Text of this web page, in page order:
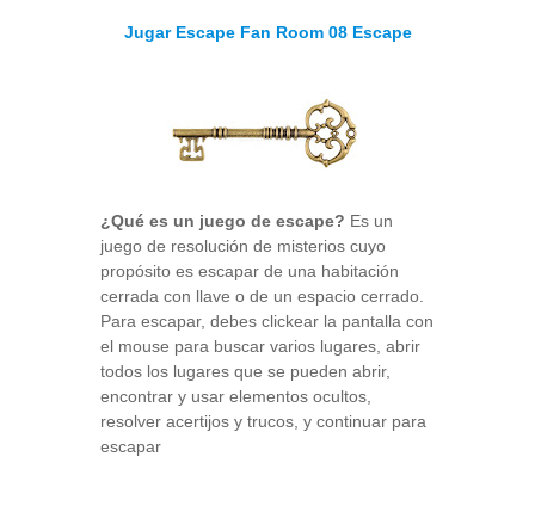
Jugar Escape Fan Room 08 Escape
¿Qué es un juego de escape? Es un
juego de resolución de misterios cuyo
propósito es escapar de una habitación
cerrada con llave o de un espacio cerrado.
Para escapar, debes clickear la pantalla con
el mouse para buscar varios lugares, abrir
todos los lugares que se pueden abrir,
encontrar y usar elementos ocultos,
resolver acertijos y trucos, y continuar para
escapar